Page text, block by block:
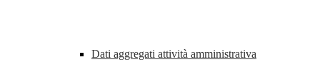
Dati aggregati attività amministrativa